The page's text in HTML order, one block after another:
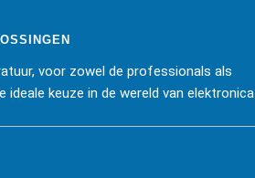
voor zowel de professionals als
keuze in de wereld van elektronica